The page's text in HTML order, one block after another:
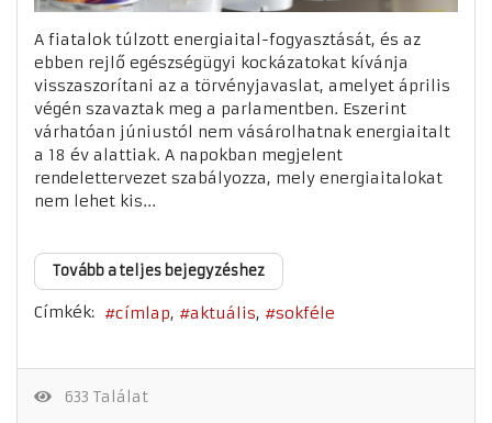
A fiatalok túlzott energiaital-fogyasztását, és az
ebben rejlő egészségügyi kockázatokat kívánja
visszaszorítani az a törvényjavaslat, amelyet április
végén szavaztak meg a parlamentben. Eszerint
várhatóan júniustól nem vásárolhatnak energiaitalt
a 18 év alattiak. A napokban megjelent
rendelettervezet szabályozza, mely energiaitalokat
nem lehet kis...
Tovább a teljes bejegyzéshez
Címkék: címlap aktuális sokféle
633 Találat